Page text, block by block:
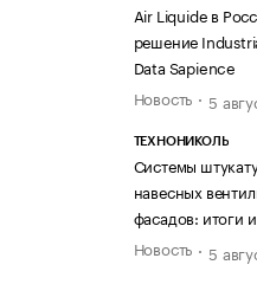
Air Liquide в
решение
Data Sapience
Новость
5
ТЕХНОНИКОЛЬ
Системы
навесных
фасадов: итоги
Новость
5